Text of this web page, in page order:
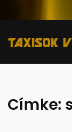
Címke: